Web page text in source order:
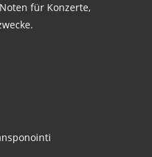
für Konzerte,